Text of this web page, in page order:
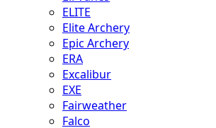
ELITE
Elite Archery
Epic Archery
ERA
Excalibur
EXE
Fairweather
Falco